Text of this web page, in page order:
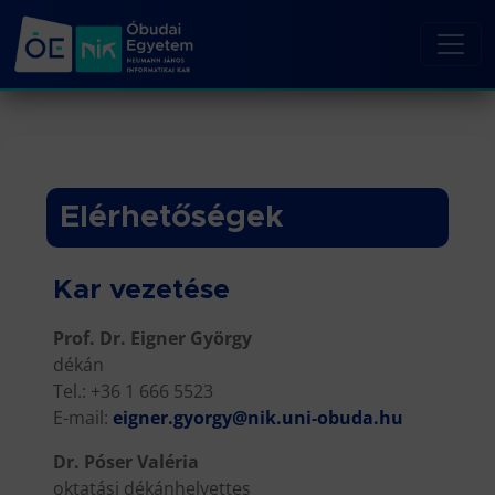
Elérhetőségek
Kar vezetése
Prof. Dr. Eigner György
dékán
Tel.: +36 1 666 5523
E-mail: eigner.gyorgy@nik.uni-obuda.hu
Dr. Póser Valéria
oktatási dékánhelyettes